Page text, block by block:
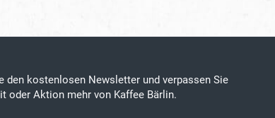
den kostenlosen Newsletter und verpassen Sie
oder Aktion mehr von Kaffee Bärlin.